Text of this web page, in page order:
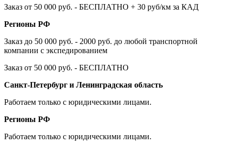
Заказ от 50 000 руб. - БЕСПЛАТНО + 30 руб/км за КАД
Регионы РФ
Заказ до 50 000 руб. - 2000 руб. до любой транспортной
компании с экспедированием
Заказ от 50 000 руб. - БЕСПЛАТНО
Санкт-Петербург и Ленинградская область
Работаем только с юридическими лицами.
Регионы РФ
Работаем только с юридическими лицами.